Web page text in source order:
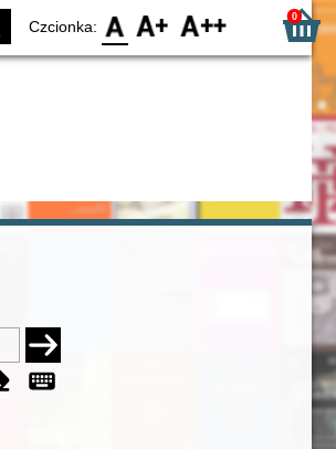
Czcionka: F0 F1 F2 0